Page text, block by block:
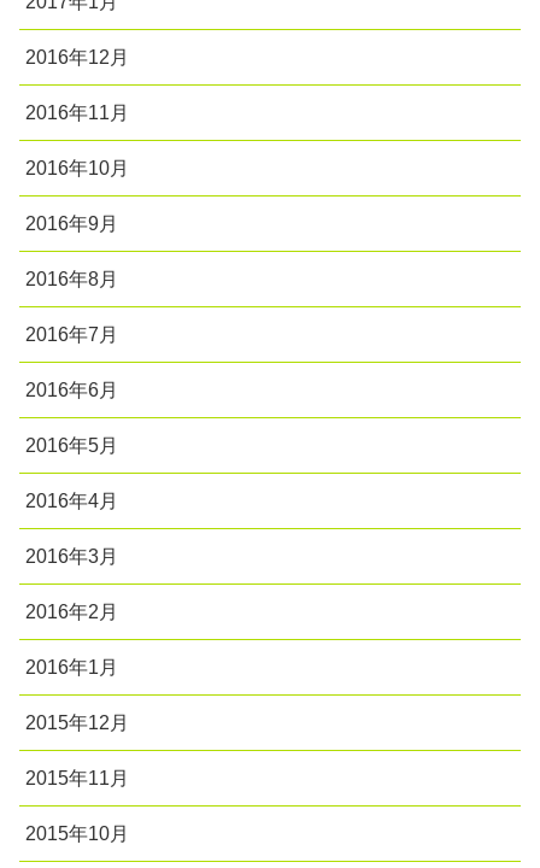
2016年12月
2016年11月
2016年10月
2016年9月
2016年8月
2016年7月
2016年6月
2016年5月
2016年4月
2016年3月
2016年2月
2016年1月
2015年12月
2015年11月
2015年10月